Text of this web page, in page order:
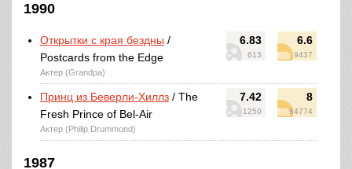
1990
6.83
613
6.6
9437
Открытки с края бездны /
Postcards from the Edge
Актер (Grandpa)
7.42
1250
8
64774
Принц из Беверли-Хиллз / The
Fresh Prince of Bel-Air
Актер (Philip Drummond)
1987